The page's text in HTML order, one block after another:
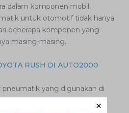
dalam komponen mobil.
untuk otomotif tidak hanya
beberapa komponen yang
masing-masing.
RUSH DI AUTO2000
pneumatik yang digunakan di